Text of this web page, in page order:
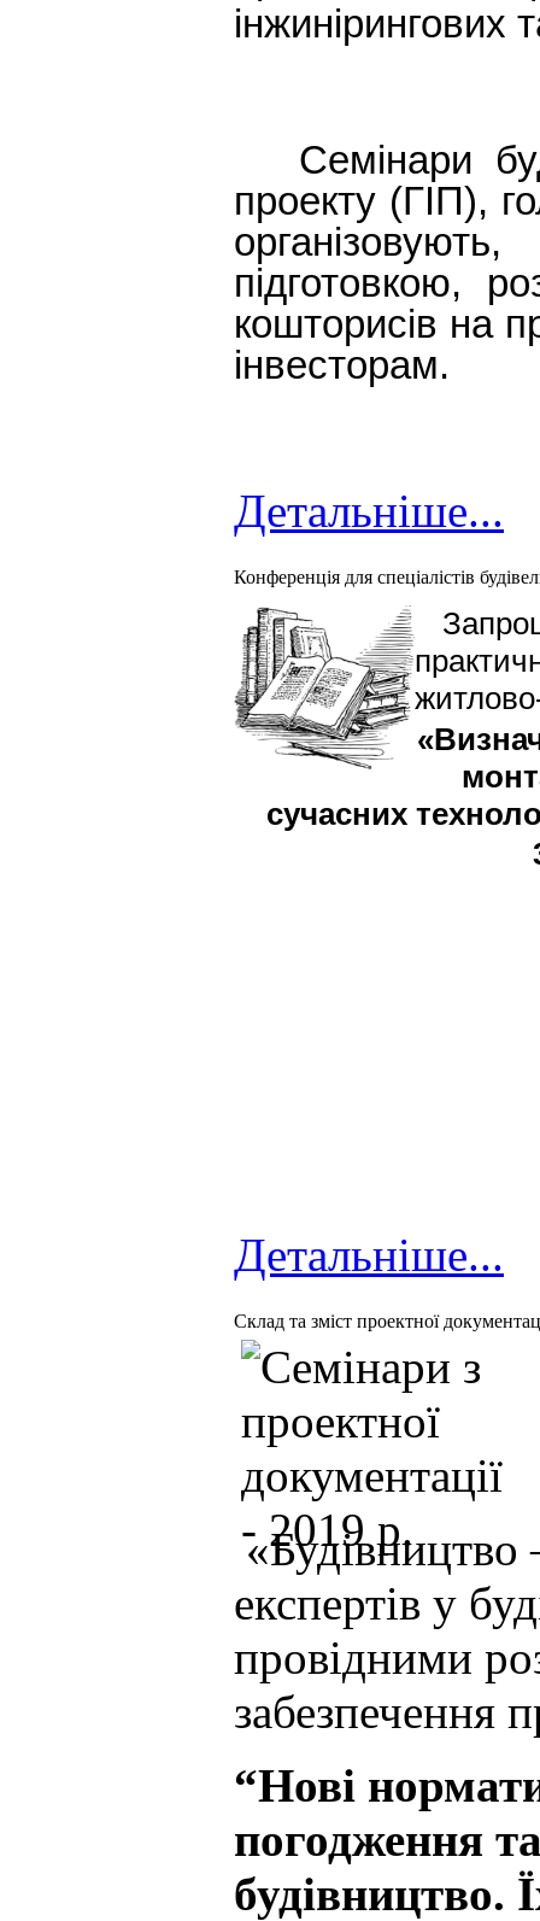
інжинірингових
Семінари
проекту (ГІП),
підготовкою,
кошторисів на
інвесторам.
Детальніше...
Конференція для спеціалістів
сучасних
Детальніше...
Cклад та зміст проектної
«Будівництво
експертів у
провідними
забезпечення
“Нові
погодження
будівництво.